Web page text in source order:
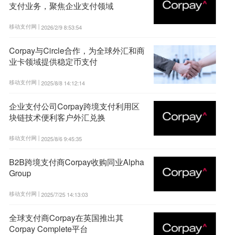
支付业务，聚焦企业支付领域
移动支付网 | 2026/2/9 8:53:54
Corpay与Circle合作，为全球外汇和商
业卡领域提供稳定币支付
移动支付网 | 2025/8/8 14:12:14
企业支付公司Corpay跨境支付利用区
块链技术便利客户外汇兑换
移动支付网 | 2025/8/6 9:45:35
B2B跨境支付商Corpay收购同业Alpha
Group
移动支付网 | 2025/7/25 14:13:03
全球支付商Corpay在英国推出其
Corpay Complete平台